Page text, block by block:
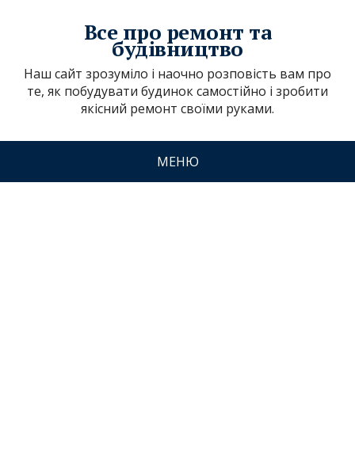
Все про ремонт та
будівництво
Наш сайт зрозуміло і наочно розповість вам про
те, як побудувати будинок самостійно і зробити
якісний ремонт своїми руками.
МЕНЮ